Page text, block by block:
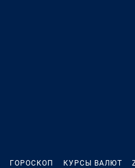
ГОРОСКОП КУРСЫ ВАЛЮТ